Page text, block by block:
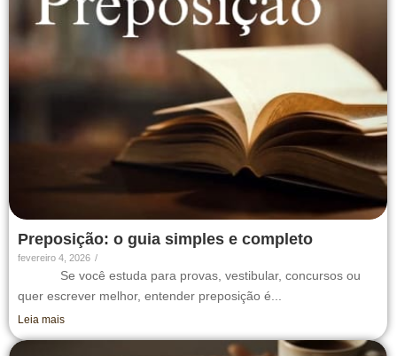
Preposição: o guia simples e completo
fevereiro 4, 2026 /
Se você estuda para provas, vestibular, concursos ou
quer escrever melhor, entender preposição é...
Leia mais